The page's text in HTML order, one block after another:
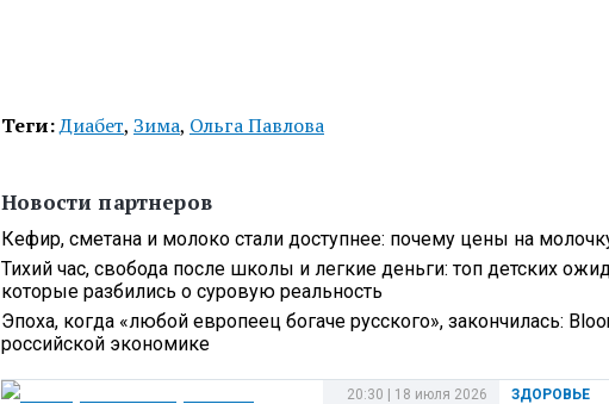
Теги:Диабет, Зима, Ольга Павлова
Новости партнеров
Кефир, сметана и молоко стали доступнее: почему цены на
Тихий час, свобода после школы и легкие деньги: топ детских
которые разбились о суровую реальность
Эпоха, когда «любой европеец богаче русского», закончилась:
российской экономике
ЗДОРОВЬЕ
20:30 | 18 июля 2026